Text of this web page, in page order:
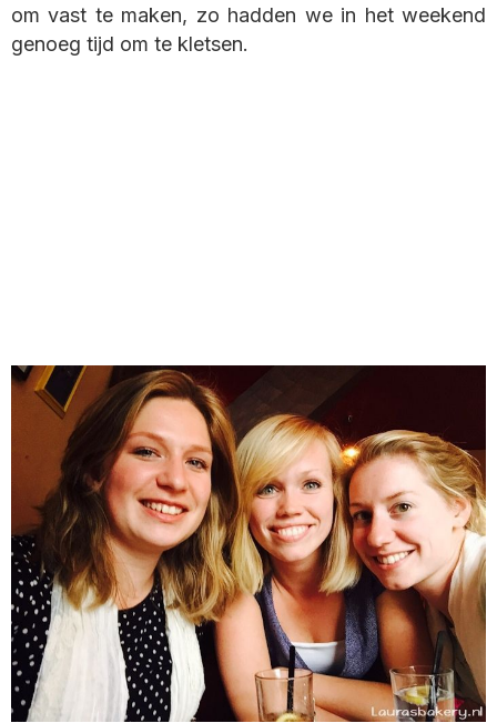
om vast te maken, zo hadden we in het weekend
genoeg tijd om te kletsen.